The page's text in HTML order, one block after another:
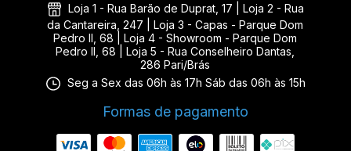
Loja 1 - Rua Barão de Duprat, 17 | Loja 2 - Rua
da Cantareira, 247 | Loja 3 - Capas - Parque Dom
Pedro II, 68 | Loja 4 - Showroom - Parque Dom
Pedro II, 68 | Loja 5 - Rua Conselheiro Dantas,
286 Pari/Brás
Seg a Sex das 06h às 17h Sáb das 06h às 15h
Formas de pagamento